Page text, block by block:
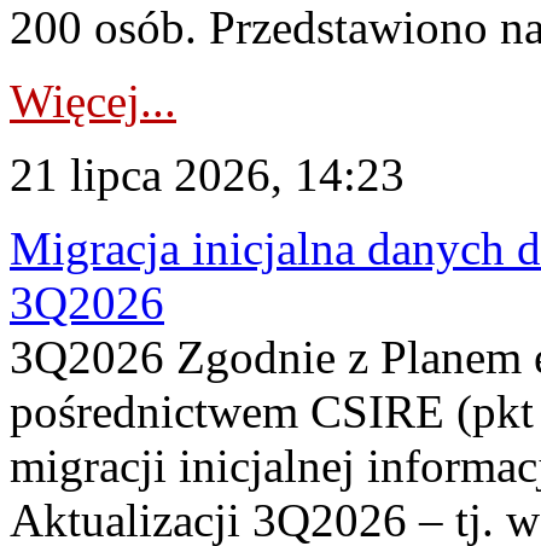
200 osób. Przedstawiono
Więcej...
21 lipca 2026, 14:23
Migracja inicjalna danych
3Q2026
3Q2026 Zgodnie z
pośrednictwem CSIRE
migracji inicjalnej
Aktualizacji 3Q2026 – tj.